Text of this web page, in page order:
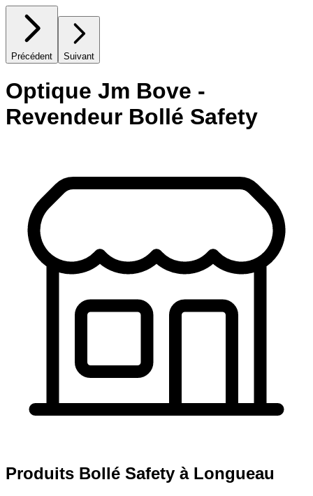
Précédent Suivant
Optique Jm Bove -
Revendeur Bollé Safety
Produits Bollé Safety à Longueau